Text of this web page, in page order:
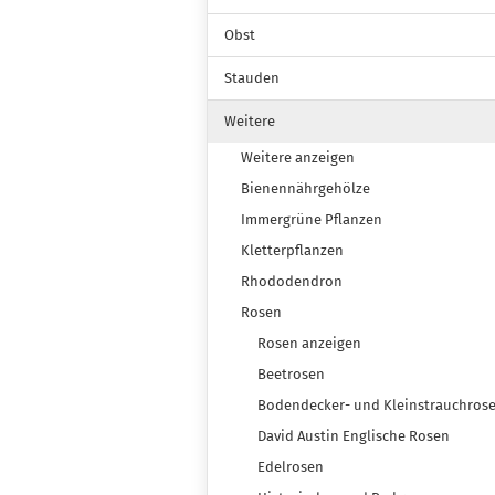
Obst
Stauden
Weitere
Weitere anzeigen
Bienennährgehölze
Immergrüne Pflanzen
Kletterpflanzen
Rhododendron
Rosen
Rosen anzeigen
Beetrosen
Bodendecker- und
David Austin Englische Rosen
Edelrosen